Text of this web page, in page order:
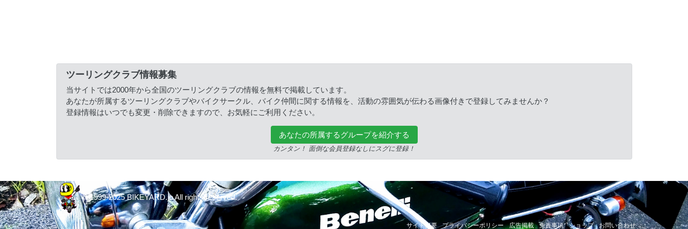
ツーリングクラブ情報募集
当サイトでは2000年から全国のツーリングクラブの情報を無料で掲載しています。
あなたが所属するツーリングクラブやバイクサークル、バイク仲間に関する情報を、活動の雰囲気が伝わる画像付きで登録してみませんか？
登録情報はいつでも変更・削除できますので、お気軽にご利用ください。
あなたの所属するグループを紹介する
カンタン！ 面倒な会員登録なしにスグに登録！
© 1999-2025 BIKEYARD.jp All rights reserved.
サイト概要 プライバシーポリシー 広告掲載 免責事項 ショップ お問い合わせ